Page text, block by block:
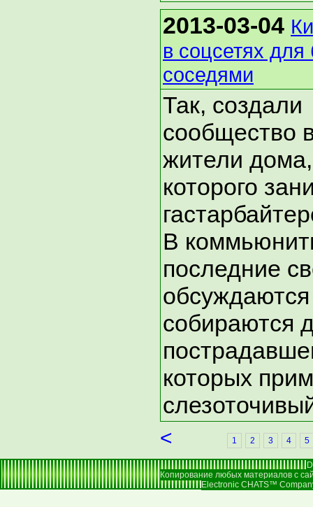
2013-03-04
в соцсетях
соседями
Так, создали
сообщество
жители
которого
В
последние
собираются
которых
< 1 2 3 4 5
Копирование любых материалов с
Electronic CHATS™